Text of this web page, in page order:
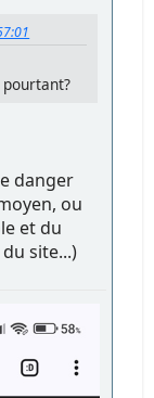
danger
ou
et du
site...)